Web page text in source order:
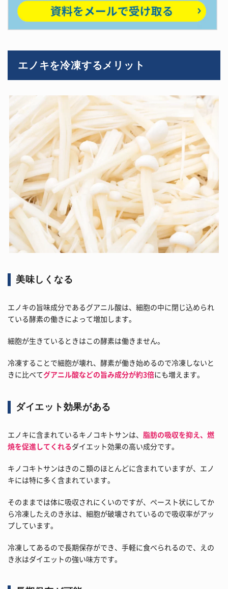
エノキを冷凍するメリット
美味しくなる
エノキの旨味成分であるグアニル酸は、細胞の中に閉じ込められ
ている酵素の働きによって増加します。
細胞が生きているときはこの酵素は働きません。
冷凍することで細胞が壊れ、酵素が働き始めるので冷凍しないと
きに比べてグアニル酸などの旨み成分が約3倍にも増えます。
ダイエット効果がある
エノキに含まれているキノコキトサンは、 脂肪の吸収を抑え、燃
焼を促進してくれるダイエット効果の高い成分です。
キノコキトサンはきのこ類のほとんどに含まれていますが、エノ
キには特に多く含まれています。
そのままでは体に吸収されにくいのですが、ペースト状にしてか
ら冷凍したえのき氷は、細胞が破壊されているので吸収率がアッ
プしています。
冷凍してあるので長期保存ができ、手軽に食べられるので、えの
き氷はダイエットの強い味方です。